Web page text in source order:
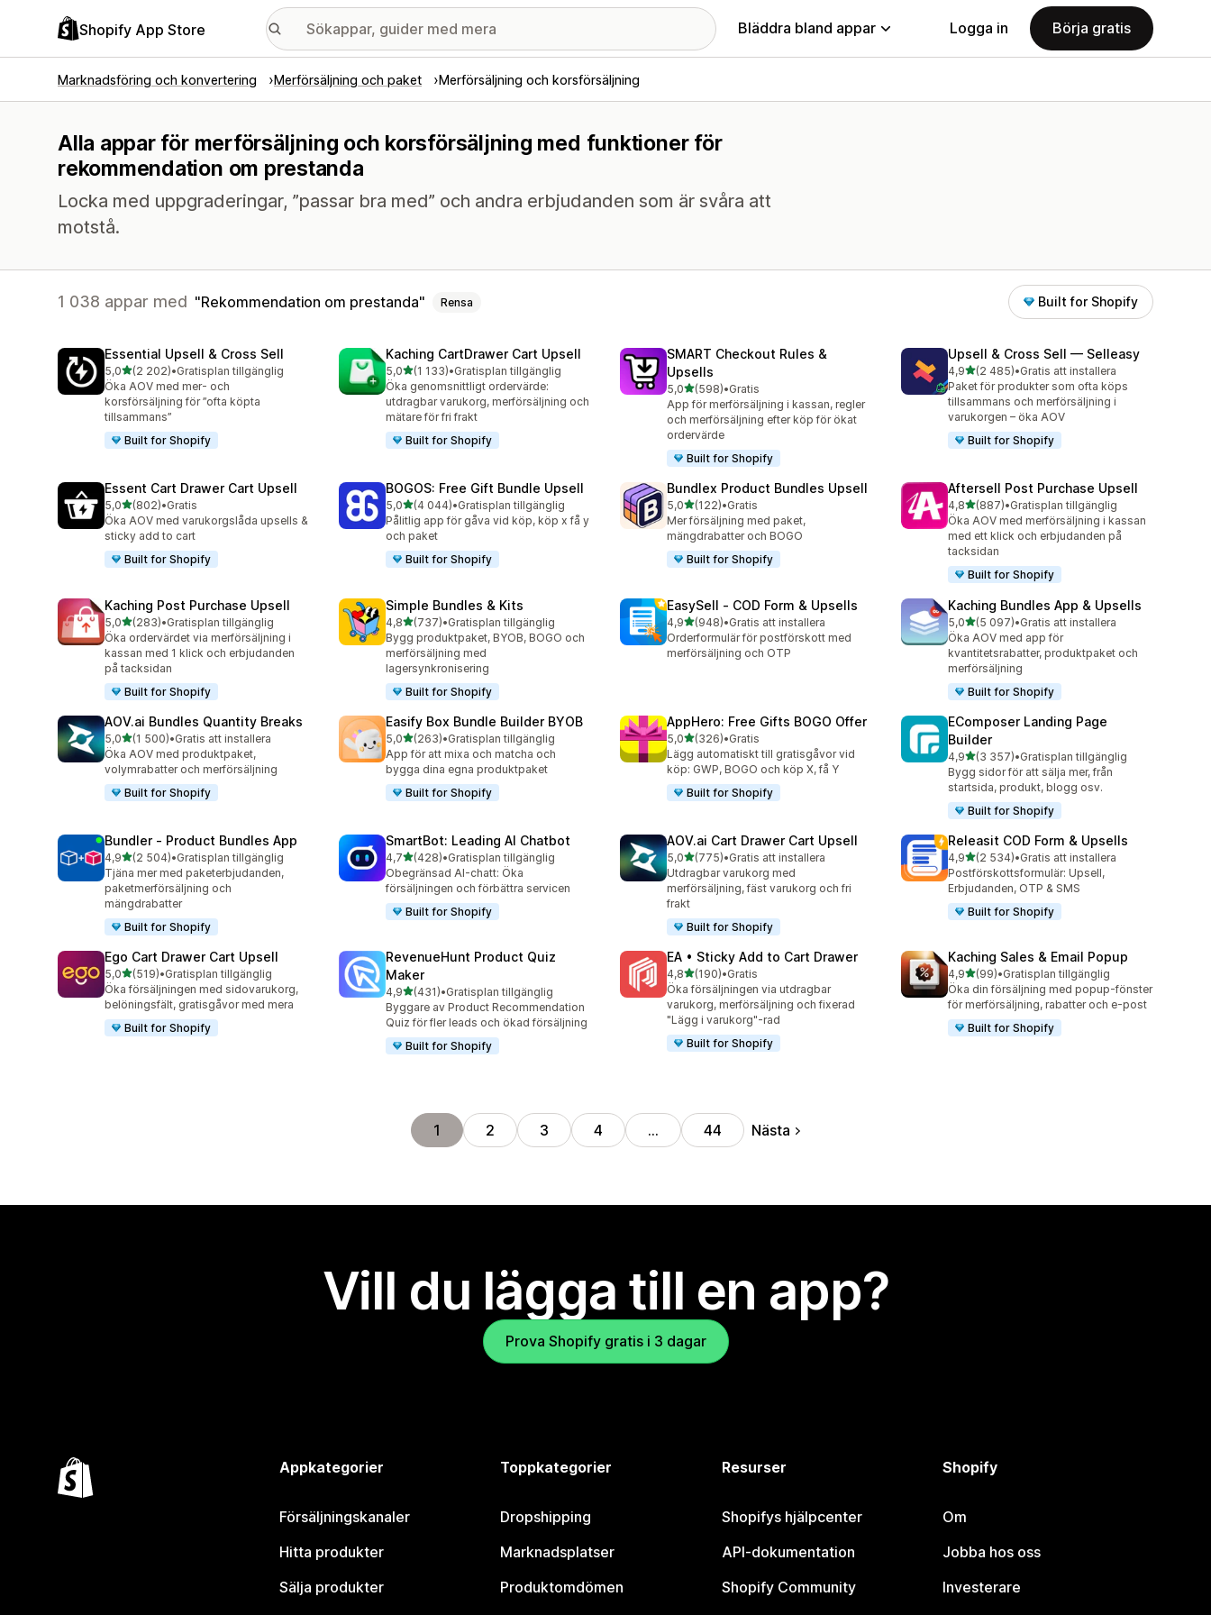
Shopify App Store Bläddra bland appar Logga in Börja gratis
Marknadsföring och konvertering Merförsäljning och paket Merförsäljning och korsförsäljning
Alla appar för merförsäljning och korsförsäljning med funktioner för
rekommendation om prestanda
Locka med uppgraderingar, ”passar bra med” och andra erbjudanden som är svåra att
motstå.
1 038 appar med Rekommendation om prestanda Rensa Built for Shopify
Essential Upsell & Cross Sell
5,0av 5 stjärnor
(2 202)
2202 recensioner totalt
•Gratisplan tillgänglig
Öka AOV med mer- och
korsförsäljning för ”ofta köpta
tillsammans”
Built for Shopify
Kaching CartDrawer Cart Upsell
5,0av 5 stjärnor
(1 133)
1133 recensioner totalt
•Gratisplan tillgänglig
Öka genomsnittligt ordervärde:
utdragbar varukorg, merförsäljning och
mätare för fri frakt
Built for Shopify
SMART Checkout Rules &
Upsells
5,0av 5 stjärnor
(598)
598 recensioner totalt
•Gratis
App för merförsäljning i kassan, regler
och merförsäljning efter köp för ökat
ordervärde
Built for Shopify
Upsell & Cross Sell — Selleasy
4,9av 5 stjärnor
(2 485)
2485 recensioner totalt
•Gratis att installera
Paket för produkter som ofta köps
tillsammans och merförsäljning i
varukorgen – öka AOV
Built for Shopify
Essent Cart Drawer Cart Upsell
5,0av 5 stjärnor
(802)
802 recensioner totalt
•Gratis
Öka AOV med varukorgslåda upsells &
sticky add to cart
Built for Shopify
BOGOS: Free Gift Bundle Upsell
5,0av 5 stjärnor
(4 044)
4044 recensioner totalt
•Gratisplan tillgänglig
Pålitlig app för gåva vid köp, köp x få y
och paket
Built for Shopify
Bundlex Product Bundles Upsell
5,0av 5 stjärnor
(122)
122 recensioner totalt
•Gratis
Mer försäljning med paket,
mängdrabatter och BOGO
Built for Shopify
Aftersell Post Purchase Upsell
4,8av 5 stjärnor
(887)
887 recensioner totalt
•Gratisplan tillgänglig
Öka AOV med merförsäljning i kassan
med ett klick och erbjudanden på
tacksidan
Built for Shopify
Kaching Post Purchase Upsell
5,0av 5 stjärnor
(283)
283 recensioner totalt
•Gratisplan tillgänglig
Öka ordervärdet via merförsäljning i
kassan med 1 klick och erbjudanden
på tacksidan
Built for Shopify
Simple Bundles & Kits
4,8av 5 stjärnor
(737)
737 recensioner totalt
•Gratisplan tillgänglig
Bygg produktpaket, BYOB, BOGO och
merförsäljning med
lagersynkronisering
Built for Shopify
EasySell ‑ COD Form & Upsells
4,9av 5 stjärnor
(948)
948 recensioner totalt
•Gratis att installera
Orderformulär för postförskott med
merförsäljning och OTP
Kaching Bundles App & Upsells
5,0av 5 stjärnor
(5 097)
5097 recensioner totalt
•Gratis att installera
Öka AOV med app för
kvantitetsrabatter, produktpaket och
merförsäljning
Built for Shopify
AOV.ai Bundles Quantity Breaks
5,0av 5 stjärnor
(1 500)
1500 recensioner totalt
•Gratis att installera
Öka AOV med produktpaket,
volymrabatter och merförsäljning
Built for Shopify
Easify Box Bundle Builder BYOB
5,0av 5 stjärnor
(263)
263 recensioner totalt
•Gratisplan tillgänglig
App för att mixa och matcha och
bygga dina egna produktpaket
Built for Shopify
AppHero: Free Gifts BOGO Offer
5,0av 5 stjärnor
(326)
326 recensioner totalt
•Gratis
Lägg automatiskt till gratisgåvor vid
köp: GWP, BOGO och köp X, få Y
Built for Shopify
EComposer Landing Page
Builder
4,9av 5 stjärnor
(3 357)
3357 recensioner totalt
•Gratisplan tillgänglig
Bygg sidor för att sälja mer, från
startsida, produkt, blogg osv.
Built for Shopify
Bundler ‑ Product Bundles App
4,9av 5 stjärnor
(2 504)
2504 recensioner totalt
•Gratisplan tillgänglig
Tjäna mer med paketerbjudanden,
paketmerförsäljning och
mängdrabatter
Built for Shopify
SmartBot: Leading AI Chatbot
4,7av 5 stjärnor
(428)
428 recensioner totalt
•Gratisplan tillgänglig
Obegränsad AI-chatt: Öka
försäljningen och förbättra servicen
Built for Shopify
AOV.ai Cart Drawer Cart Upsell
5,0av 5 stjärnor
(775)
775 recensioner totalt
•Gratis att installera
Utdragbar varukorg med
merförsäljning, fäst varukorg och fri
frakt
Built for Shopify
Releasit COD Form & Upsells
4,9av 5 stjärnor
(2 534)
2534 recensioner totalt
•Gratis att installera
Postförskottsformulär: Upsell,
Erbjudanden, OTP & SMS
Built for Shopify
Ego Cart Drawer Cart Upsell
5,0av 5 stjärnor
(519)
519 recensioner totalt
•Gratisplan tillgänglig
Öka försäljningen med sidovarukorg,
belöningsfält, gratisgåvor med mera
Built for Shopify
RevenueHunt Product Quiz
Maker
4,9av 5 stjärnor
(431)
431 recensioner totalt
•Gratisplan tillgänglig
Byggare av Product Recommendation
Quiz för fler leads och ökad försäljning
Built for Shopify
EA • Sticky Add to Cart Drawer
4,8av 5 stjärnor
(190)
190 recensioner totalt
•Gratis
Öka försäljningen via utdragbar
varukorg, merförsäljning och fixerad
"Lägg i varukorg"-rad
Built for Shopify
Kaching Sales & Email Popup
4,9av 5 stjärnor
(99)
99 recensioner totalt
•Gratisplan tillgänglig
Öka din försäljning med popup-fönster
för merförsäljning, rabatter och e-post
Built for Shopify
1 2 3 4 … 44 Nästa
Vill du lägga till en app?
Prova Shopify gratis i 3 dagar
Appkategorier
Försäljningskanaler
Hitta produkter
Sälja produkter
Toppkategorier
Dropshipping
Marknadsplatser
Produktomdömen
Resurser
Shopifys hjälpcenter
API-dokumentation
Shopify Community
Shopify
Om
Jobba hos oss
Investerare